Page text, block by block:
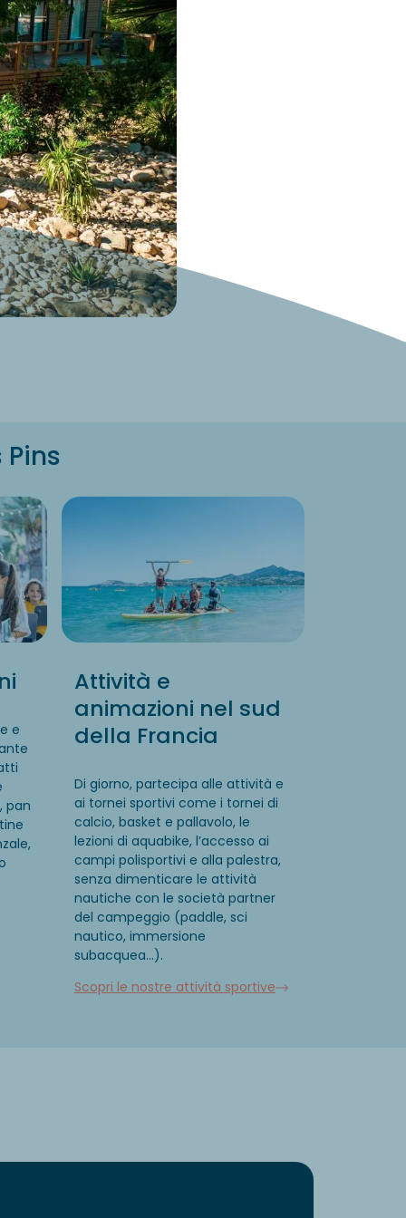
e
pan
Attività e
animazioni nel sud
della Francia
Di giorno, partecipa alle attività e
ai tornei sportivi come i tornei di
calcio, basket e pallavolo, le
lezioni di aquabike, l’accesso ai
campi polisportivi e alla palestra,
senza dimenticare le attività
nautiche con le società partner
del campeggio (paddle, sci
nautico, immersione
subacquea…).
Scopri le nostre attività sportive